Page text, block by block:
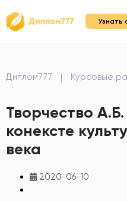
Узнать
Диплом777 | Курсовые
Творчество
конексте
века
2020-06-10